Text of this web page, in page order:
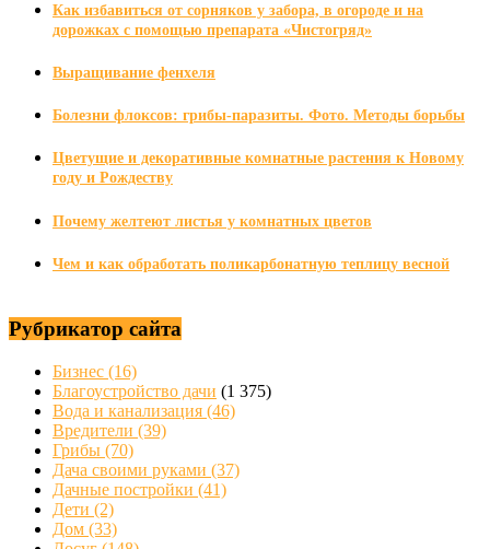
Как избавиться от сорняков у забора, в огороде и на
дорожках с помощью препарата «Чистогряд»
Выращивание фенхеля
Болезни флоксов: грибы-паразиты. Фото. Методы борьбы
Цветущие и декоративные комнатные растения к Новому
году и Рождеству
Почему желтеют листья у комнатных цветов
Чем и как обработать поликарбонатную теплицу весной
Рубрикатор сайта
Бизнес (16)
Благоустройство дачи (1 375)
Вода и канализация (46)
Вредители (39)
Грибы (70)
Дача своими руками (37)
Дачные постройки (41)
Дети (2)
Дом (33)